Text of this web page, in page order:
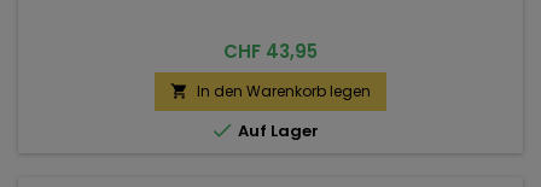
Preis
CHF 43,95
 In den Warenkorb legen
 Auf Lager